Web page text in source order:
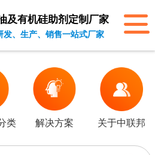
及有机硅助剂 定制厂家
发、生产、销售一站式厂家
类 解决方案 关于中联邦